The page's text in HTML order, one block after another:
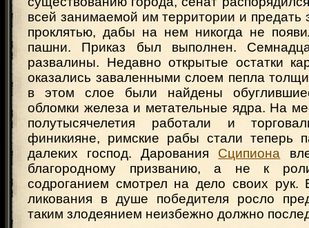
всей занимаемой им территории и предать
проклятью, дабы на нем никогда не
пашни. Приказ был выполнен.
развалины. Недавно открытые остатки
оказались заваленными слоем пепла
в этом слое были найдены
обломки железа и метательные ядра. На
полутысячелетия работали и
финикияне, римские рабы стали теперь
далеких господ. Дарования Сципиона
благородному призванию, а не к
содроганием смотрел на дело своих рук.
ликования в душе победителя росло
таким злодеянием неизбежно должно